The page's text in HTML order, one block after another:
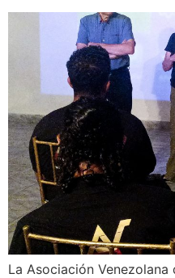
La Asociación